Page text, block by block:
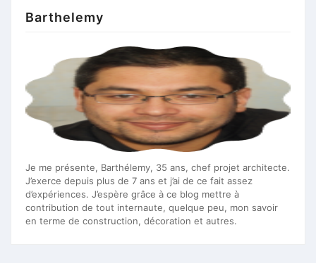
Barthelemy
Je me présente, Barthélemy, 35 ans, chef projet architecte.
J’exerce depuis plus de 7 ans et j’ai de ce fait assez
d’expériences. J’espère grâce à ce blog mettre à
contribution de tout internaute, quelque peu, mon savoir
en terme de construction, décoration et autres.